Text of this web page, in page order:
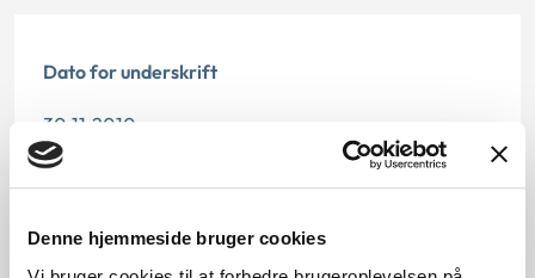
Denne hjemmeside bruger cookies
Dato for underskrift
30.11.2010
Offentliggørelsesdato
10.07.2013